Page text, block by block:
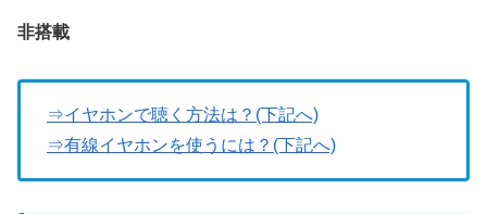
非搭載
⇒イヤホンで聴く方法は？(下記へ)
⇒有線イヤホンを使うには？(下記へ)